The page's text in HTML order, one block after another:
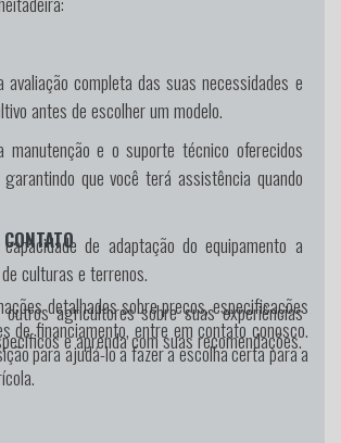
avaliação completa das suas necessidades e
antes de escolher um modelo.
manutenção e o suporte técnico oferecidos
que você terá assistência quando
de adaptação do equipamento a
culturas e terrenos.
agricultores sobre suas experiências
e aprenda com suas recomendações.
detalhadas sobre preços, especificações
de financiamento, entre em contato conosco.
para ajudá-lo a fazer a escolha certa para a